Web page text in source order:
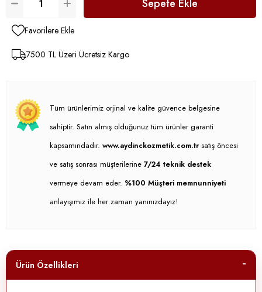
Favorilere Ekle
7500 TL Üzeri Ücretsiz Kargo
Tüm ürünlerimiz orjinal ve kalite güvence belgesine
sahiptir. Satın almış olduğunuz tüm ürünler garanti
kapsamındadır. www.aydinckozmetik.com.tr satış öncesi
ve satış sonrası müşterilerine 7/24 teknik destek
vermeye devam eder. %100 Müşteri memnunniyeti
anlayışımız ile her zaman yanınızdayız!
Ürün Özellikleri